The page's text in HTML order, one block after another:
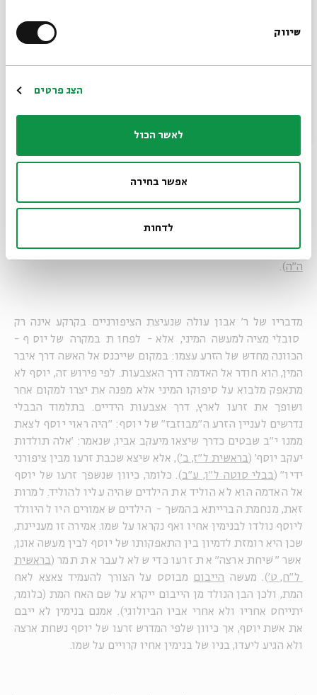
שיווק
הצג פרטים
לאשר הכול
אפשר בחירה
לדחות
הניסיון להבין כיצד ניתן להתאפק ולבלום את היצר המיני מזכיר
: "וַתֵּשֶׁב בְּאֵיתָן קַשְׁתּוֹ וַיָּפֹזּוּ זְרֹעֵי יָדָיו
מִידֵי אֲבִיר יַעֲקֹב מִשָּׁם רֹעֶה אֶבֶן יִשְׂרָאֵל", הלקוח מברכת יעקב
ליוסף, ומקשרים אותו לסיפור התנגדותו לאשת פוטיפר ובחירתו
קשתו'. רבי שמואל בר נחמן (אמר) - נמתחה הקשת וחזרה; אמר
רבי אבון - נתפזר זרעו ויצא לו בציפורני ידיו (שנאמר) 'ויפוזו
זרועי ידיו'; רב חונה בשם רב מתנה (אמר) - תלה עיניו וראה
'מידי אביר יעקב'; אמר רבי אבין - אף איקונין (תמונה) של רחל
ראה (שנאמר) 'משם רועה אבן ישראל'" (ירושלמי הוריות פ"ב,
ה"ה ).
מדבריו של ר' אבון עולה שנעיצת הציפורניים בקרקע אינה רק
סובלימציה למעשה המיני, אלא - לפחות במקרה של יוסף -
הכוונה מחדש של הזרע עצמו: במקום שייכנס אל האשה דרך איבר
המין, הוא חודר אל האדמה דרך האצבעות. לפי פירוש זה, יוסף לא
מתאפק מלבוא על סיפוקו המיני אלא מפנה את יצרו למקום אחר
ושופך את זרעו לארץ, דרך אצבעות הידיים. בתלמוד הבבלי
נדרשים לעניין הזרע ה"מבוזבז" של יוסף: "היה ראוי יוסף לצאת
ממנו י"ב שבטים כדרך שיצאו מיעקב אביו, שנאמר: 'אלה תולדות
יעקב יוסף' ( בראשית ל"ז, ב'), אלא שיצא שכבת זרעו מבין ציפורני
ידיו" ( בבלי סוטה ל"ו, ע"ב ). כלומר, כיוון שנשפך זרעו של יוסף
אל האדמה הוא לא הוליד את הילדים שהיה עליו להוליד. למרות
זאת, מנחמת הברייתא בהמשך - הילדים שאמורים היו להיוולד
ליוסף נולדו לבנימין אחיו ואף נקראו על שמו. אמירה זו מעניינת,
שכן היא רומזת לדמיון בין התאפקותו של יוסף לבין מעשה אונן,
אשר "שׁיחת ארצה" את זרעו כדי שלא לעבר את תמר ( בראשית
ל"ח, ט'). מעשה הייבום
מבוסס על הצורך להעמיד צאצא לאח
המת, ולכן הבן הנולד מן הייבום ייקרא על שם האח המת (כלומר,
יתייחס אחריו ולא אחרי אביו הביולוגי). אמנם בנימין לא ייבם
את אשת יוסף, אך כיוון שלפי המדרש זרעו של יוסף נשחת ארצה
ולא הגיע ליעדו, בניו של בנימין אחיו קרויים על שמו.